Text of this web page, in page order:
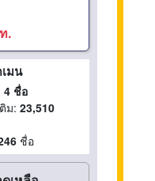
.
มน
4 ชื่อ
ม: 23,510
ชื่อ